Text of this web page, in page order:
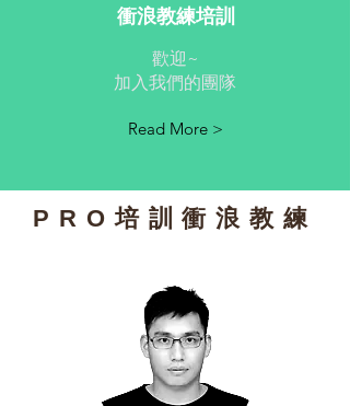
衝浪教練培訓
​歡迎~
加入我們的團隊
Read More >
​PRO培訓衝浪教練